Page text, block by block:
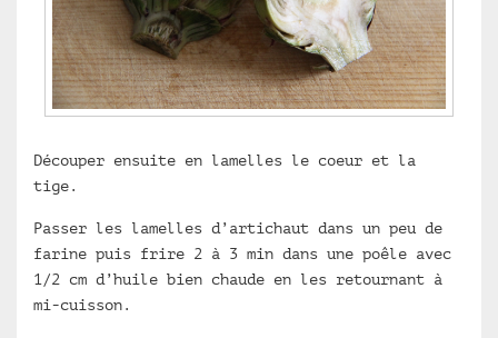
Découper ensuite en lamelles le coeur et la
tige.
Passer les lamelles d’artichaut dans un peu de
farine puis frire 2 à 3 min dans une poêle avec
1/2 cm d’huile bien chaude en les retournant à
mi-cuisson.